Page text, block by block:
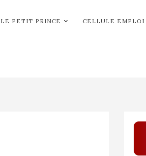
LE PETIT PRINCE CELLULE EMPLOI